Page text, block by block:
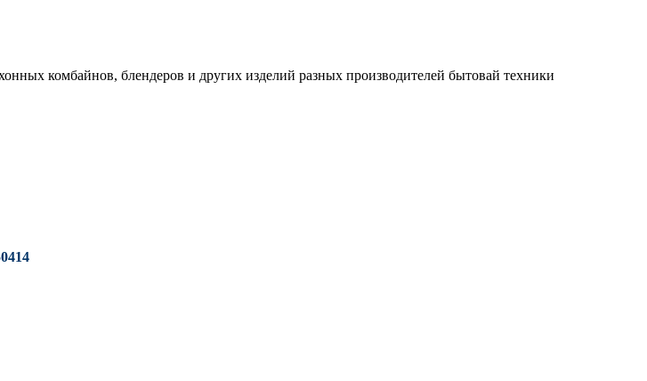
комбайнов, блендеров и других изделий разных производителей бытовай техники